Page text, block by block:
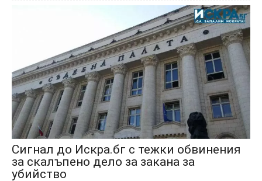
Сигнал до Искра.бг с тежки обвинения
за скалъпено дело за закана за
убийство